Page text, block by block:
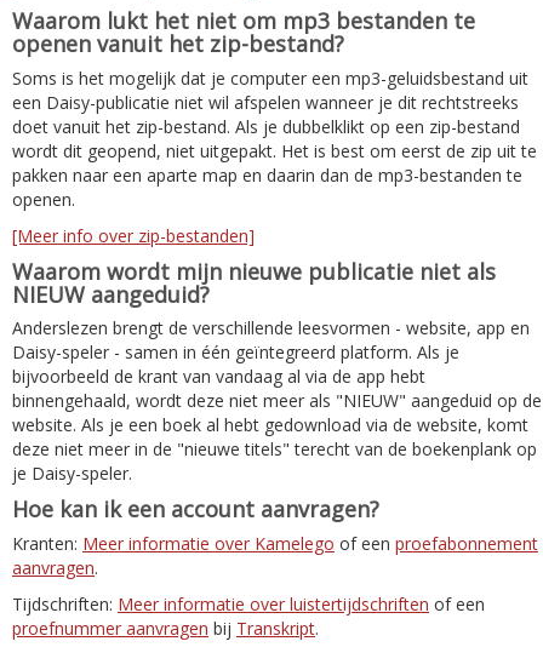
Waarom lukt het niet om mp3 bestanden te
openen vanuit het zip-bestand?
Soms is het mogelijk dat je computer een mp3-geluidsbestand uit
een Daisy-publicatie niet wil afspelen wanneer je dit rechtstreeks
doet vanuit het zip-bestand. Als je dubbelklikt op een zip-bestand
wordt dit geopend, niet uitgepakt. Het is best om eerst de zip uit te
pakken naar een aparte map en daarin dan de mp3-bestanden te
openen.
[Meer info over zip-bestanden]
Waarom wordt mijn nieuwe publicatie niet als
NIEUW aangeduid?
Anderslezen brengt de verschillende leesvormen - website, app en
Daisy-speler - samen in één geïntegreerd platform. Als je
bijvoorbeeld de krant van vandaag al via de app hebt
binnengehaald, wordt deze niet meer als "NIEUW" aangeduid op de
website. Als je een boek al hebt gedownload via de website, komt
deze niet meer in de "nieuwe titels" terecht van de boekenplank op
je Daisy-speler.
Hoe kan ik een account aanvragen?
Kranten: Meer informatie over Kamelego of een proefabonnement
aanvragen.
Tijdschriften: Meer informatie over luistertijdschriften of een
proefnummer aanvragen bij Transkript.